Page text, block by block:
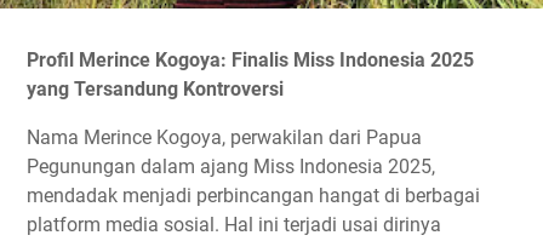
Profil Merince Kogoya: Finalis Miss Indonesia 2025
yang Tersandung Kontroversi
Nama Merince Kogoya, perwakilan dari Papua
Pegunungan dalam ajang Miss Indonesia 2025,
mendadak menjadi perbincangan hangat di berbagai
platform media sosial. Hal ini terjadi usai dirinya